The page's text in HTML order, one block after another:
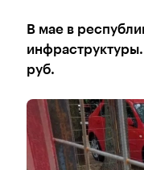
В мае в
инфраструктуры.
руб.